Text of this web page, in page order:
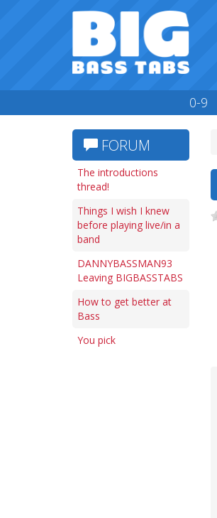
0-9
FORUM
The introductions
thread!
Things I wish I knew
before playing live/in a
band
DANNYBASSMAN93
Leaving BIGBASSTABS
How to get better at
Bass
You pick